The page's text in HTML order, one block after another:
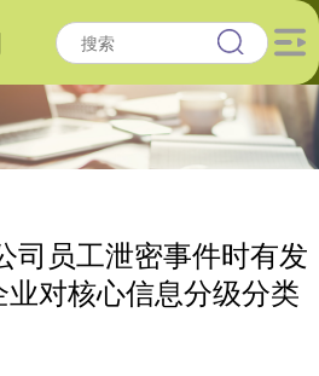
司员工泄密事件时有发
对核心信息分级分类